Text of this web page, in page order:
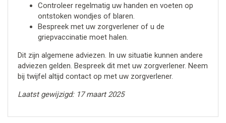
Controleer regelmatig uw handen en voeten op
ontstoken wondjes of blaren.
Bespreek met uw zorgverlener of u de
griepvaccinatie moet halen.
Dit zijn algemene adviezen. In uw situatie kunnen andere
adviezen gelden. Bespreek dit met uw zorgverlener. Neem
bij twijfel altijd contact op met uw zorgverlener.
Laatst gewijzigd: 17 maart 2025